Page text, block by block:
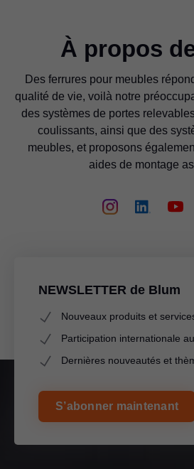
À propos
Des ferrures pour meubles
qualité de vie, voilà notre
des systèmes de portes
coulissants, ainsi que des
meubles, et proposons
aides de montage
NEWSLETTER de Blum
Nouveaux produits et
Participation internationale
Dernières nouveautés et
S’abonner maintenant